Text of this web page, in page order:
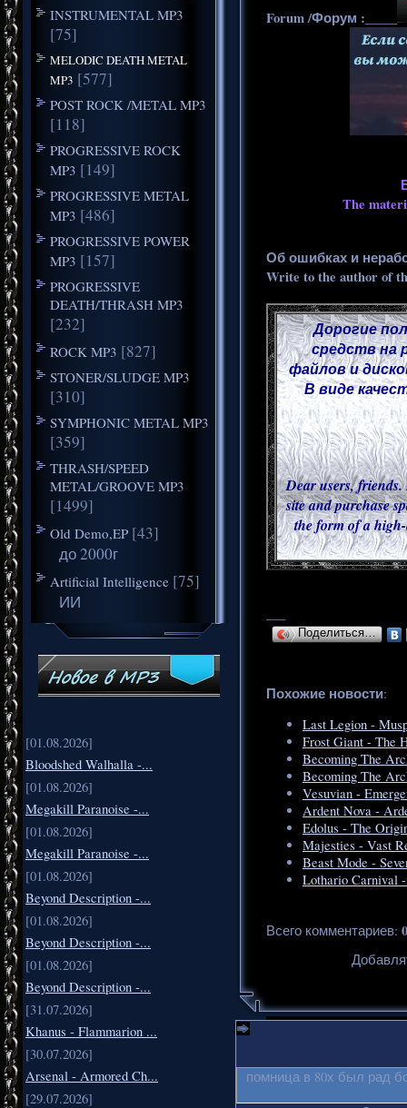
INSTRUMENTAL MP3
[75]
MELODIC DEATH METAL
MP3 [577]
POST ROCK /METAL MP3
[118]
PROGRESSIVE ROCK
MP3 [149]
PROGRESSIVE METAL
MP3 [486]
PROGRESSIVE POWER
MP3 [157]
PROGRESSIVE
DEATH/THRASH MP3
[232]
ROCK MP3 [827]
STONER/SLUDGE MP3
[310]
SYMPHONIC METAL MP3
[359]
THRASH/SPEED
METAL/GROOVE MP3
[1499]
Old Demo,EP [43]
до 2000г
Artificial Intelligence [75]
ИИ
[01.08.2026]
Bloodshed Walhalla -...
[01.08.2026]
Megakill Paranoise -...
[01.08.2026]
Megakill Paranoise -...
[01.08.2026]
Beyond Description -...
[01.08.2026]
Beyond Description -...
[01.08.2026]
Beyond Description -...
[31.07.2026]
Khanus - Flammarion ...
[30.07.2026]
Arsenal - Armored Ch...
[29.07.2026]
Forum /Форум :_____
The
Об ошибках и
Write to the author of
Дорогие
средств на
файлов и
В виде
Dear users,
site and purchase
the form of a
Поделиться…
Похожие новости:
Last Legion -
Frost Giant - The
Becoming The
Becoming The
Vesuvian -
Ardent Nova -
Edolus - The
Majesties - Vast
Beast Mode -
Lothario Carnival
Всего комментариев: 0
помница в 80х был рад